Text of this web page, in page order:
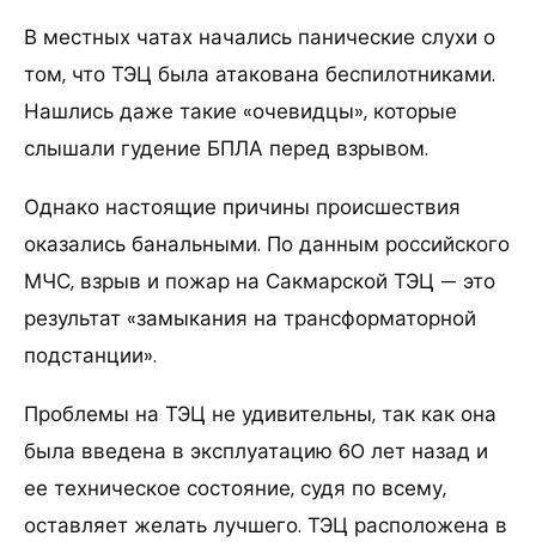
В местных чатах начались панические слухи о
том, что ТЭЦ была атакована беспилотниками.
Нашлись даже такие «очевидцы», которые
слышали гудение БПЛА перед взрывом.
Однако настоящие причины происшествия
оказались банальными. По данным российского
МЧС, взрыв и пожар на Сакмарской ТЭЦ — это
результат «замыкания на трансформаторной
подстанции».
Проблемы на ТЭЦ не удивительны, так как она
была введена в эксплуатацию 60 лет назад и
ее техническое состояние, судя по всему,
оставляет желать лучшего. ТЭЦ расположена в